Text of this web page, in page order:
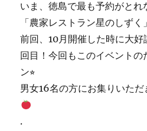
いま、徳島で最も予約がとれ
「農家レストラン星のしず
前回、10月開催した時に大
回目！今回もこのイベント
ン⭐︎
男女16名の方にお集りいただ
.